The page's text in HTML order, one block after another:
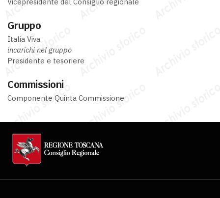
Gruppo
Italia Viva
incarichi nel gruppo
Presidente e tesoriere
Commissioni
Componente Quinta Commissione